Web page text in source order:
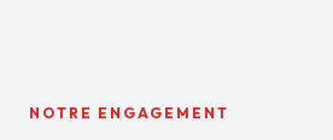
NOTRE ENGAGEMENT